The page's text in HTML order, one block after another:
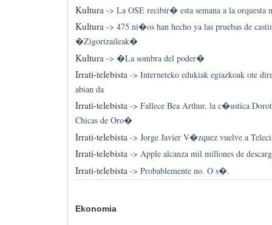
Kultura -> La OSE recibir� esta semana a la
Kultura-> 475 ni�os han hecho ya las pruebas de
�Zigortzaileak�
Kultura -> �La sombra del poder�
Irrati-telebista-> Interneteko edukiak egiazkoak ote
abian da
Irrati-telebista-> Fallece Bea Arthur, la c�ustica
Chicas de Oro�
Irrati-telebista -> Jorge Javier V�zquez vuelve a
Irrati-telebista-> Apple alcanza mil millones de
Irrati-telebista -> Probablemente no. O s�.
Ekonomia